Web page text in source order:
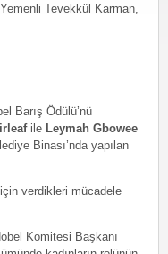
Tevekkül Karman,
Barış Ödülü’nü
ile Leymah Gbowee
Binası’nda yapılan
için verdikleri mücadele
Komitesi Başkanı